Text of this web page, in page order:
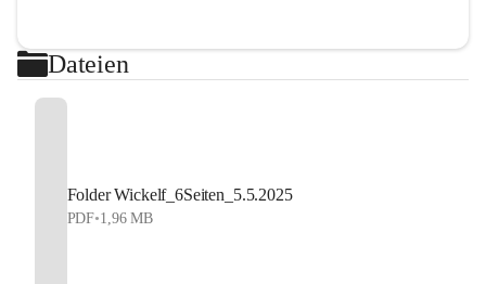
Dateien
Folder Wickelf_6Seiten_5.5.2025
PDF•1,96 MB